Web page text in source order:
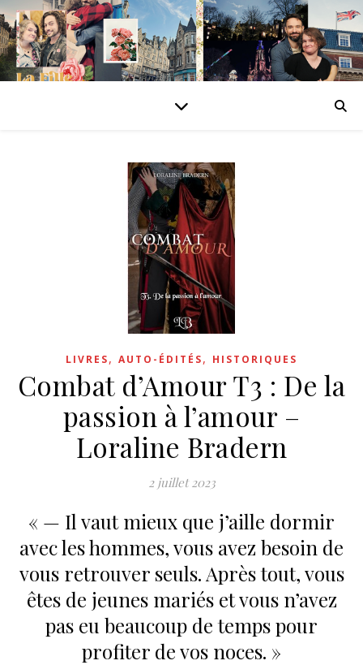
LIVRES, AUTO-ÉDITÉS, HISTORIQUES
Combat d’Amour T3 : De la
passion à l’amour –
Loraline Bradern
2 juillet 2023
« — Il vaut mieux que j’aille dormir
avec les hommes, vous avez besoin de
vous retrouver seuls. Après tout, vous
êtes de jeunes mariés et vous n’avez
pas eu beaucoup de temps pour
profiter de vos noces. »